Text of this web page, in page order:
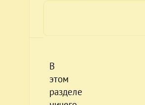
В
этом
разделе